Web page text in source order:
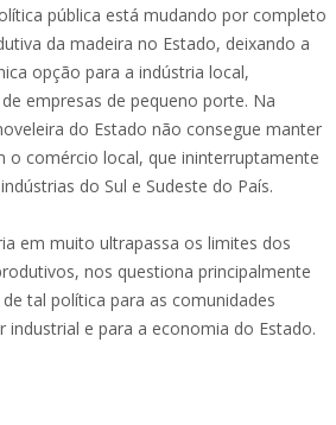
pública está mudando por completo
da madeira no Estado, deixando a
opção para a indústria local,
empresas de pequeno porte. Na
do Estado não consegue manter
o comércio local, que ininterruptamente
do Sul e Sudeste do País.
em muito ultrapassa os limites dos
nos questiona principalmente
tal política para as comunidades
industrial e para a economia do Estado.